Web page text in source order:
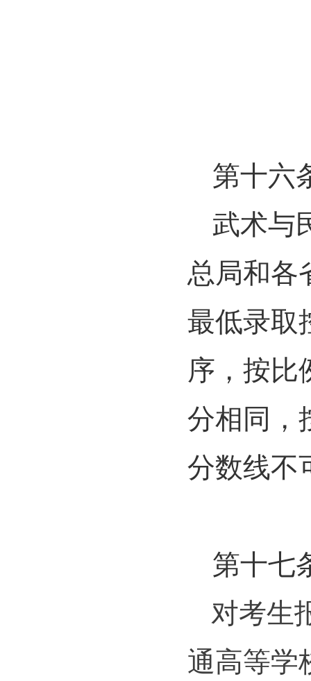
第十六
武术与
总局和各
最低录取
序，按比
分相同，
分数线不
第十七
对考生
通高等学